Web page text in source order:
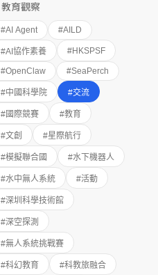
教育觀察
#AI Agent #AILD
#AI協作素養 #HKSPSF
#OpenClaw #SeaPerch
#中國科學院 #交流
#國際競賽 #教育
#文創 #星際航行
#模擬聯合國 #水下機器人
#水中無人系統 #活動
#深圳科學技術館
#深空探測
#無人系統挑戰賽
#科幻教育 #科教旅融合